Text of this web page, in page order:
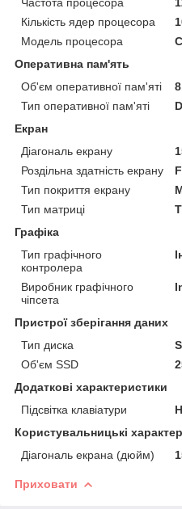
Кількість ядер процесора
Модель процесора
Оперативна пам'ять
Об'єм оперативної пам'яті
Тип оперативної пам'яті
Екран
Діагональ екрану
Роздільна здатність екрану
Тип покриття екрану
Тип матриці
Графіка
Тип графічного
контролера
Виробник графічного
чіпсета
Пристрої зберігання даних
Тип диска
Об'єм SSD
Додаткові характеристики
Підсвітка клавіатури
Користувальницькі
Діагональ екрана (дюйм)
Приховати